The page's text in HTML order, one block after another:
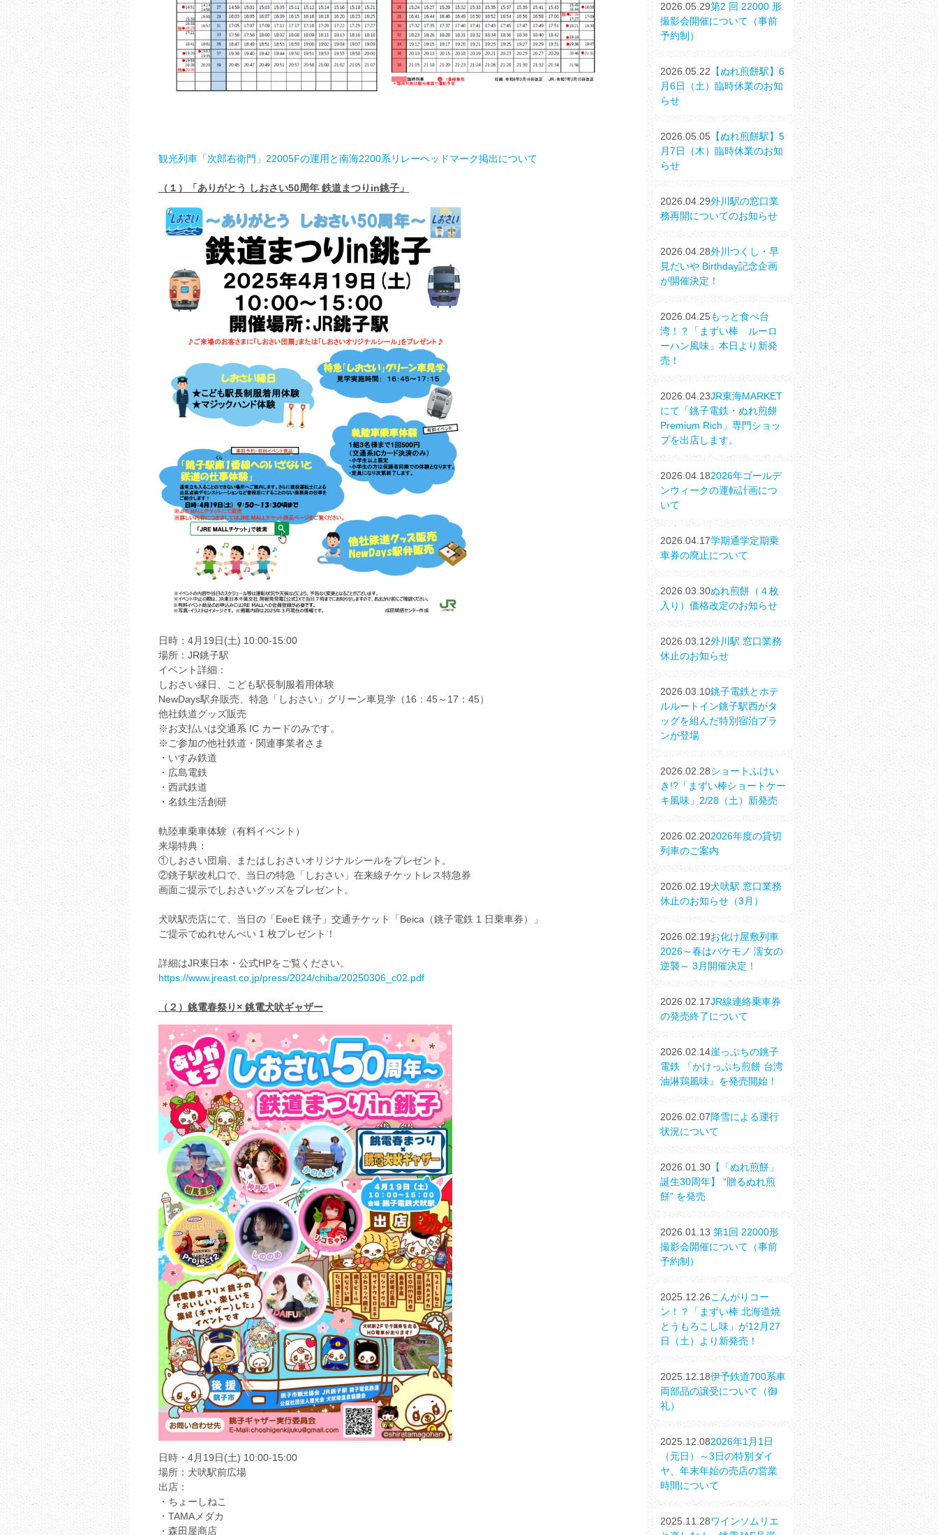
観光列車「次郎右衛門」22005Fの運用と南海2200系リレーヘッドマーク掲出について
（１）「ありがとう しおさい50周年 鉄道まつりin銚子」
日時：4月19日(土) 10:00-15:00
場所：JR銚子駅
イベント詳細：
しおさい縁日、こども駅長制服着用体験
NewDays駅弁販売、特急「しおさい」グリーン車見学（16：45～17：45）
他社鉄道グッズ販売
※お支払いは交通系 IC カードのみです。
※ご参加の他社鉄道・関連事業者さま
・いすみ鉄道
・広島電鉄
・西武鉄道
・名鉄生活創研
軌陸車乗車体験（有料イベント）
来場特典：
①しおさい団扇、またはしおさいオリジナルシールをプレゼント。
②銚子駅改札口で、当日の特急「しおさい」在来線チケットレス特急券
画面ご提示でしおさいグッズをプレゼント。
犬吠駅売店にて、当日の「EeeE 銚子」交通チケット「Beica（銚子電鉄 1 日乗車券）」
ご提示でぬれせんべい 1 枚プレゼント！
詳細はJR東日本・公式HPをご覧ください。
https://www.jreast.co.jp/press/2024/chiba/20250306_c02.pdf
（２）銚電春祭り× 銚電犬吠ギャザー
日時・4月19日(土) 10:00-15:00
場所：犬吠駅前広場
出店：
・ちょーしねこ
・TAMAメダカ
・森田屋商店
2026.05.29第2 回 22000 形
撮影会開催について（事前
予約制）
2026.05.22 【ぬれ煎餅駅】6
月6日（土）臨時休業のお知
らせ
2026.05.05 【ぬれ煎餅駅】5
月7日（木）臨時休業のお知
らせ
2026.04.29外川駅の窓口業
務再開についてのお知らせ
2026.04.28外川つくし・早
見だいや Birthday記念企画
が開催決定！
2026.04.25もっと食べ台
湾！？「まずい棒 ルーロ
ーハン風味」本日より新発
売！
2026.04.23JR東海MARKET
にて「銚子電鉄・ぬれ煎餅
Premium Rich」専門ショッ
プを出店します。
2026.04.182026年ゴールデ
ンウィークの運転計画につ
いて
2026.04.17学期通学定期乗
車券の廃止について
2026.03.30ぬれ煎餅（４枚
入り）価格改定のお知らせ
2026.03.12外川駅 窓口業務
休止のお知らせ
2026.03.10銚子電鉄とホテ
ルルートイン銚子駅西がタ
ッグを組んだ特別宿泊プラ
ンが登場
2026.02.28ショートふけい
き!?「まずい棒ショートケー
キ風味」2/28（土）新発売
2026.02.202026年度の貸切
列車のご案内
2026.02.19犬吠駅 窓口業務
休止のお知らせ（3月）
2026.02.19お化け屋敷列車
2026～春はバケモノ 濡女の
逆襲～ 3月開催決定！
2026.02.17JR線連絡乗車券
の発売終了について
2026.02.14崖っぷちの銚子
電鉄 『かけっぷち煎餅 台湾
油淋鶏風味』を発売開始！
2026.02.07降雪による運行
状況について
2026.01.30 【「ぬれ煎餅」
誕生30周年】 “贈るぬれ煎
餅” を発売
2026.01.13 第1回 22000形
撮影会開催について（事前
予約制）
2025.12.26こんがりコー
ン！？「まずい棒 北海道焼
とうもろこし味」が12月27
日（土）より新発売！
2025.12.18伊予鉄道700系車
両部品の譲受について（御
礼）
2025.12.082026年1月1日
（元日）～3日の特別ダイ
ヤ、年末年始の売店の営業
時間について
2025.11.28ワインソムリエ